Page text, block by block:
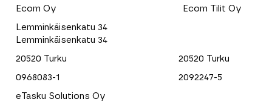
Ecom Oy Ecom Tilit Oy
Lemminkäisenkatu 34
Lemminkäisenkatu 34
20520 Turku 20520 Turku
0968083-1 2092247-5
eTasku Solutions Oy